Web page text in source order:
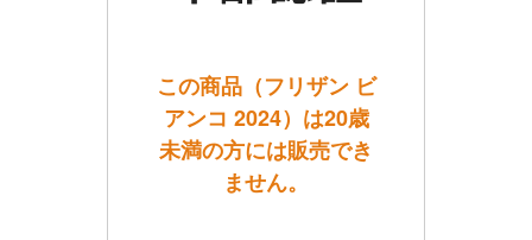
この商品（フリザン ビ
アンコ 2024）は20歳
未満の方には販売でき
ません。